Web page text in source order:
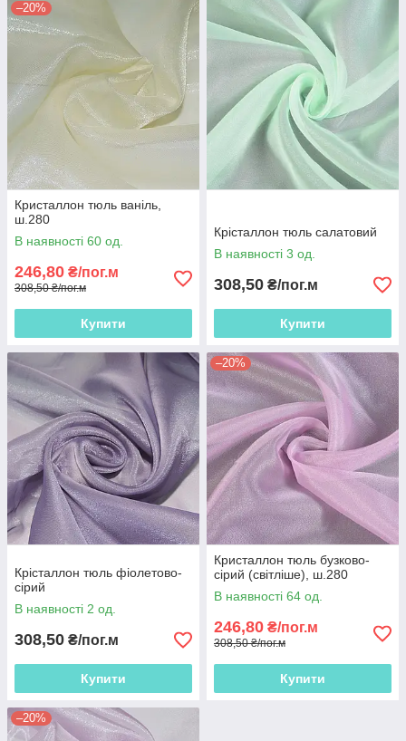
–20%
Кристаллон тюль ваніль,
ш.280
В наявності 60 од.
246,80 ₴/пог.м
308,50 ₴/пог.м
Купити
Крісталлон тюль салатовий
В наявності 3 од.
308,50 ₴/пог.м
Купити
Крісталлон тюль фіолетово-
сірий
В наявності 2 од.
308,50 ₴/пог.м
Купити
–20%
Кристаллон тюль бузково-
сірий (світліше), ш.280
В наявності 64 од.
246,80 ₴/пог.м
308,50 ₴/пог.м
Купити
–20%